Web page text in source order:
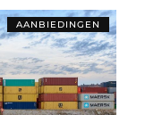
AANBIEDINGEN